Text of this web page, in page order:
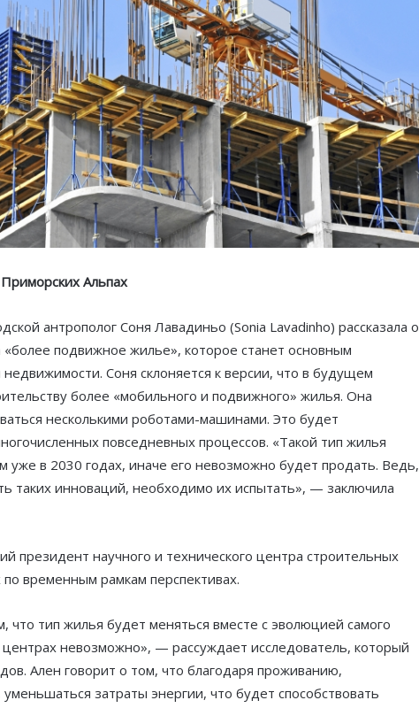
Альпах
антрополог Соня Лавадиньо (Sonia Lavadinho) рассказала о
«более подвижное жилье», которое станет основным
Соня склоняется к версии, что в будущем
более «мобильного и подвижного» жилья. Она
несколькими роботами-машинами. Это будет
повседневных процессов. «Такой тип жилья
уже в 2030 годах, иначе его невозможно будет продать. Ведь,
таких инноваций, необходимо их испытать», — заключила
президент научного и технического центра строительных
временным рамкам перспективах.
тип жилья будет меняться вместе с эволюцией самого
невозможно», — рассуждает исследователь, который
Ален говорит о том, что благодаря проживанию,
затраты энергии, что будет способствовать
Mareterra, новый квартал,
отвоеванный у моря
Недвижимость в Монако:
прекрасными видами
Элитная недвижимость: MONTE-
CARLO SUN и MIRABEAU